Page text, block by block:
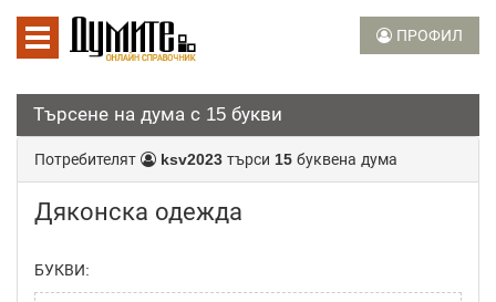
ПРОФИЛ
Търсене на дума с 15 букви
Потребителят ksv2023 търси 15 буквена дума
Дяконска одежда
БУКВИ: